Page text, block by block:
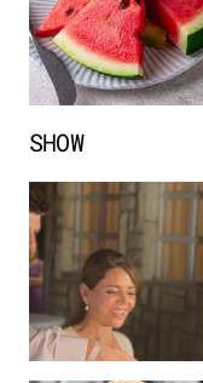
SHOW